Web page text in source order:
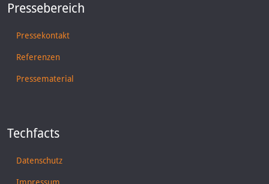
Pressebereich
Pressekontakt
Referenzen
Pressematerial
Techfacts
Datenschutz